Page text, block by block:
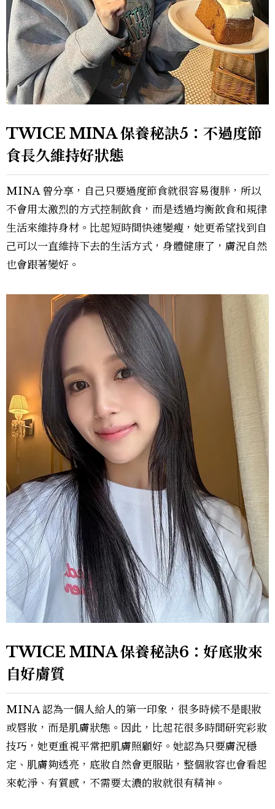
TWICE MINA 保養秘訣5：不過度節
食長久維持好狀態
MINA 曾分享，自己只要過度節食就很容易復胖，所以
不會用太激烈的方式控制飲食，而是透過均衡飲食和規律
生活來維持身材。比起短時間快速變瘦，她更希望找到自
己可以一直維持下去的生活方式，身體健康了，膚況自然
也會跟著變好。
TWICE MINA 保養秘訣6：好底妝來
自好膚質
MINA 認為一個人給人的第一印象，很多時候不是眼妝
或唇妝，而是肌膚狀態。因此，比起花很多時間研究彩妝
技巧，她更重視平常把肌膚照顧好。她認為只要膚況穩
定、肌膚夠透亮，底妝自然會更服貼，整個妝容也會看起
來乾淨、有質感，不需要太濃的妝就很有精神。